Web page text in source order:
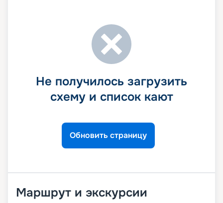
Не получилось загрузить
схему и список кают
Обновить страницу
Маршрут и экскурсии